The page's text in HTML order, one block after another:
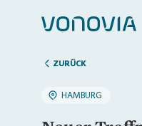
Zuhause finden
ZURÜCK
HAMBURG